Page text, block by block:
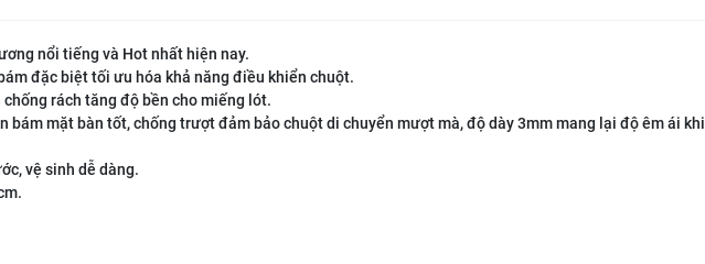
nổi tiếng và Hot nhất hiện nay.
đặc biệt tối ưu hóa khả năng điều khiển chuột.
rách tăng độ bền cho miếng lót.
bám mặt bàn tốt, chống trượt đảm bảo chuột di chuyển mượt mà, độ dày 3mm mang lại độ êm ái khi
vệ sinh dễ dàng.